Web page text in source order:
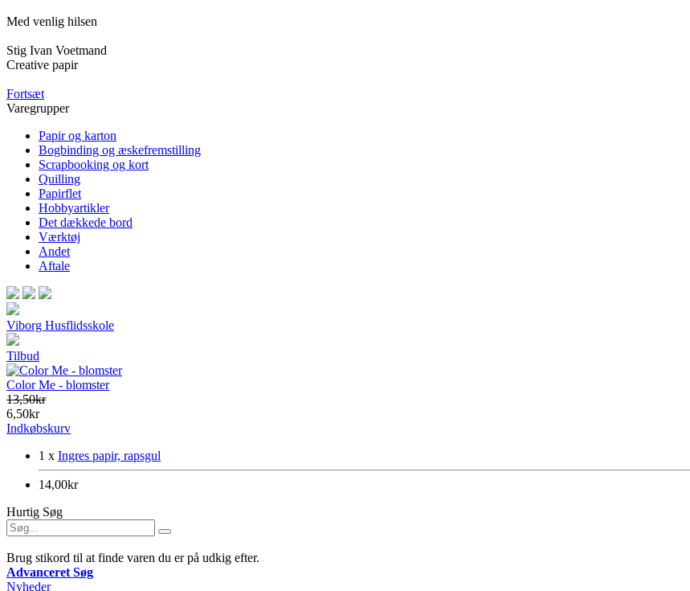
Med venlig hilsen
Stig Ivan Voetmand
Creative papir
Fortsæt
Varegrupper
Papir og karton
Bogbinding og æskefremstilling
Scrapbooking og kort
Quilling
Papirflet
Hobbyartikler
Det dækkede bord
Værktøj
Andet
Aftale
Viborg Husflidsskole
Tilbud
Color Me - blomster
13,50kr
6,50kr
Indkøbskurv
1 x Ingres papir, rapsgul
14,00kr
Hurtig Søg
Brug stikord til at finde varen du er på udkig efter.
Advanceret Søg
Nyheder